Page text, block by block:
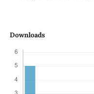
Downloads